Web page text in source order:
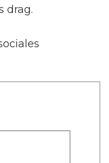
drag.